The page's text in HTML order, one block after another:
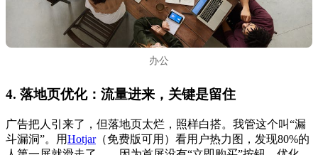
办公
4. 落地页优化：流量进来，关键是留住
广告把人引来了，但落地页太烂，照样白搭。我管这个叫“漏
斗漏洞”。用Hotjar（免费版可用）看用户热力图，发现80%的